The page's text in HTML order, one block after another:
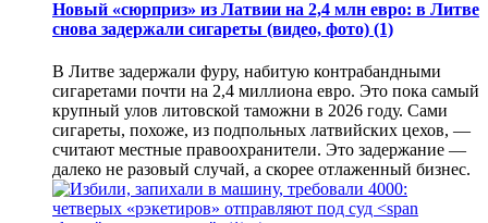
Новый «сюрприз» из Латвии на 2,4 млн евро: в Литве
снова задержали сигареты (видео, фото) (1)
В Литве задержали фуру, набитую контрабандными
сигаретами почти на 2,4 миллиона евро. Это пока самый
крупный улов литовской таможни в 2026 году. Сами
сигареты, похоже, из подпольных латвийских цехов, —
считают местные правоохранители. Это задержание —
далеко не разовый случай, а скорее отлаженный бизнес.